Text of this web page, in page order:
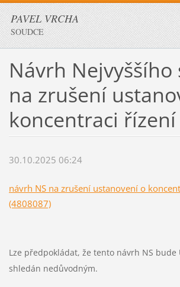
PAVEL VRCHA
SOUDCE
Návrh Nejvyššího
na zrušení
koncentraci řízení
30.10.2025 06:24
návrh NS na zrušení ustanovení o
(4808087)
Lze předpokládat, že tento návrh NS bude
shledán nedůvodným.